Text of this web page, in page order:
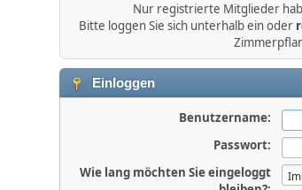
Nur registrierte Mitglieder
Bitte loggen Sie sich unterhalb ein oder
Einloggen
Benutzername:
Passwort:
Wie lang möchten Sie eingeloggt